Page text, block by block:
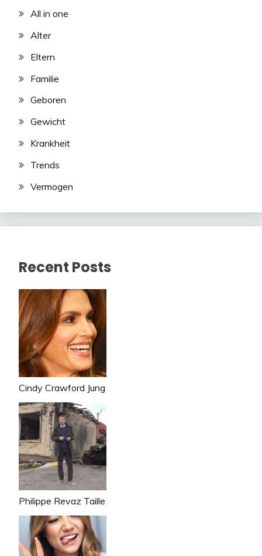
All in one
Alter
Eltern
Familie
Geboren
Gewicht
Krankheit
Trends
Vermogen
Recent Posts
Cindy Crawford Jung
Philippe Revaz Taille